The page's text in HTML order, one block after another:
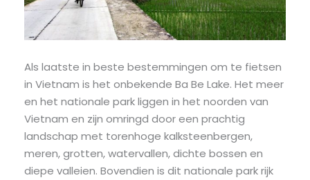
Als laatste in beste bestemmingen om te fietsen
in Vietnam is het onbekende Ba Be Lake. Het meer
en het nationale park liggen in het noorden van
Vietnam en zijn omringd door een prachtig
landschap met torenhoge kalksteenbergen,
meren, grotten, watervallen, dichte bossen en
diepe valleien. Bovendien is dit nationale park rijk